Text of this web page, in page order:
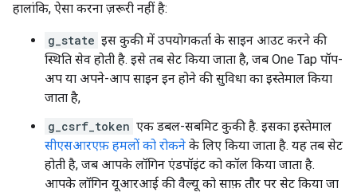
हालांकि, ऐसा करना ज़रूरी नहीं है:
g_state इस कुकी में उपयोगकर्ता के साइन आउट करने की
स्थिति सेव होती है. इसे तब सेट किया जाता है, जब One Tap पॉप-
अप या अपने-आप साइन इन होने की सुविधा का इस्तेमाल किया
जाता है,
g_csrf_token एक डबल-सबमिट कुकी है. इसका इस्तेमाल
सीएसआरएफ़ हमलों को रोकने के लिए किया जाता है. यह तब सेट
होती है, जब आपके लॉगिन एंडपॉइंट को कॉल किया जाता है.
आपके लॉगिन यूआरआई की वैल्यू को साफ़ तौर पर सेट किया जा